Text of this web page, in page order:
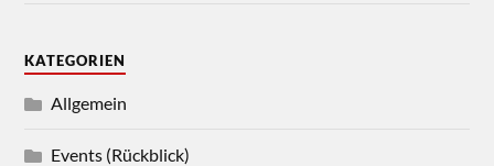
KATEGORIEN
Allgemein
Events (Rückblick)